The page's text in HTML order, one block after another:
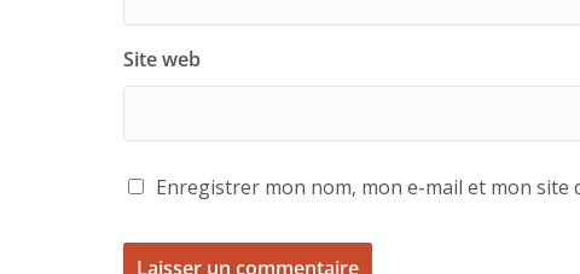
Site web
Enregistrer mon nom, mon e-mail et mon